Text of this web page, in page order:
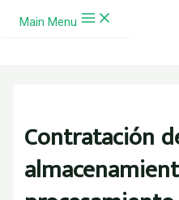
Ir al contenido
Main Menu
Contratación